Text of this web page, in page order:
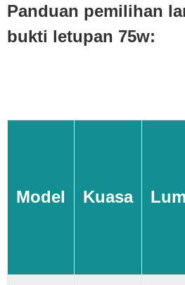
Panduan pemilihan
bukti letupan 75w:
Model Kuasa